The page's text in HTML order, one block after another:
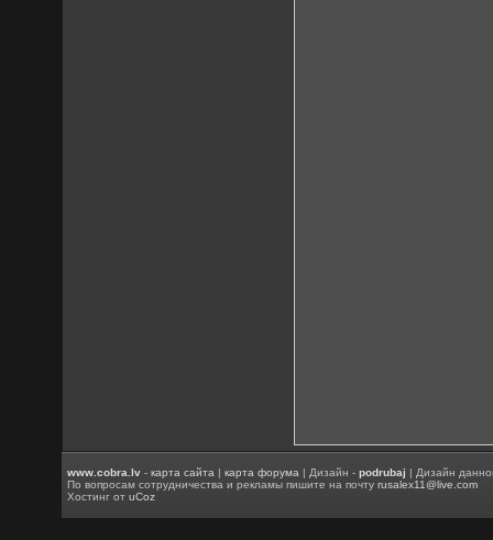
www.cobra.lv -карта сайта |карта форума | Дизайн -podrubaj | Дизайн
По вопросам сотрудничества и рекламы пишите на почтуrusalex11@live.com
Хостинг отuCoz